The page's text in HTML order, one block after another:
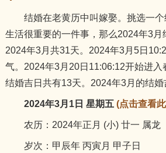
属相:
龙
羊
猪
结婚在老黄历中叫嫁娶。挑选一个
生活很重要的一件事，那么2024年3月
2024年3月共31天。2024年3月5日
气。2024年3月20日11:06:12开始进入
结婚吉日共有13天。2024年3月的结婚
2024年3月1日 星期五 (点击查看
农历：2024年正月 (小) 廿一 属龙
岁次：甲辰年 丙寅月 甲子日